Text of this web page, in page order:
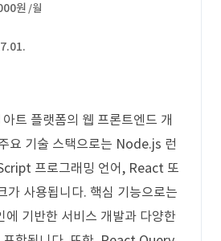
원 /월
트 플랫폼의 웹 프론트엔드 개
요 기술 스택으로는 Node.js 런
프로그래밍 언어, React 또
가 사용됩니다. 핵심 기능으로는
에 기반한 서비스 개발과 다양한